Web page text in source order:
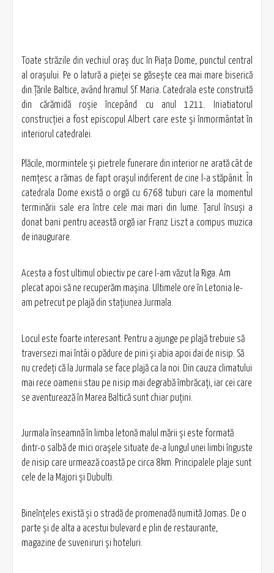
Toate străzile din vechiul oraş duc în Piaţa Dome, punctul central
al oraşului. Pe o latură a pieţei se găseşte cea mai mare biserică
din Ţările Baltice, având hramul Sf. Maria. Catedrala este construită
din cărămidă roşie începând cu anul 1211. Iniatiatorul
construcţiei a fost episcopul Albert care este şi înmormântat în
interiorul catedralei.
Plăcile, mormintele şi pietrele funerare din interior ne arată cât de
nemţesc a rămas de fapt oraşul indiferent de cine l-a stăpânit. În
catedrala Dome există o orgă cu 6768 tuburi care la momentul
terminării sale era între cele mai mari din lume. Țarul însuşi a
donat bani pentru această orgă iar Franz Liszt a compus muzica
de inaugurare.
Acesta a fost ultimul obiectiv pe care l-am văzut la Riga. Am
plecat apoi să ne recuperăm maşina. Ultimele ore în Letonia le-
am petrecut pe plajă din staţiunea Jurmala.
Locul este foarte interesant. Pentru a ajunge pe plajă trebuie să
traversezi mai întâi o pădure de pini şi abia apoi dai de nisip. Să
nu credeţi că la Jurmala se face plajă ca la noi. Din cauza climatului
mai rece oamenii stau pe nisip mai degrabă îmbrăcaţi, iar cei care
se aventurează în Marea Baltică sunt chiar puţini.
Jurmala înseamnă în limba letonă malul mării şi este formată
dintr-o salbă de mici oraşele situate de-a lungul unei limbi înguste
de nisip care urmează coastă pe circa 8km. Principalele plaje sunt
cele de la Majori şi Dubulti.
Bineînţeles există şi o stradă de promenadă numită Jomas. De o
parte şi de alta a acestui bulevard e plin de restaurante,
magazine de suveniruri şi hoteluri.